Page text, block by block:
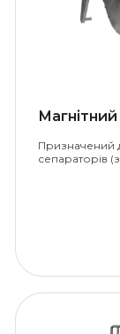
Призначений
сепараторів